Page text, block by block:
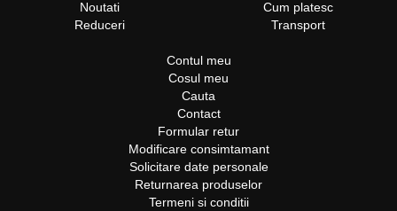
Noutati
Reduceri
Cum platesc
Transport
Contul meu
Cosul meu
Cauta
Contact
Formular retur
Modificare consimtamant
Solicitare date personale
Returnarea produselor
Termeni si conditii